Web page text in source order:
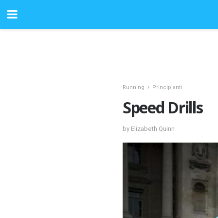
Running Principianti
Speed ​​Drills
by Elizabeth Quinn